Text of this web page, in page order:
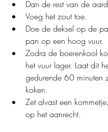
Dan de rest van de
Voeg het zout toe.
Doe de deksel op de
pan op een hoog vuur.
Zodra de boerenkool
het vuur lager. Laat dit
gedurende 60 minuten
koken.
Zet alvast een
op het aanrecht.